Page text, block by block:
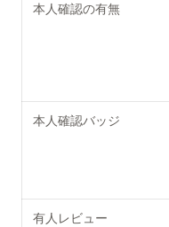
本人確認の有無
本人確認バッジ
有人レビュー